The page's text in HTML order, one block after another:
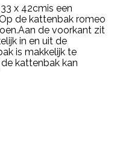
x 42cmis een
de kattenbak romeo
de voorkant zit
in en uit de
is makkelijk te
kattenbak kan